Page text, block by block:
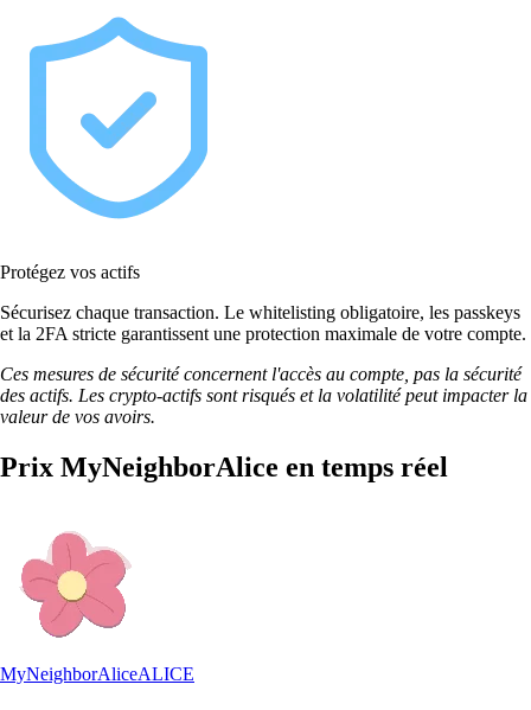
Protégez vos actifs
Sécurisez chaque transaction. Le whitelisting obligatoire, les passkeys
et la 2FA stricte garantissent une protection maximale de votre compte.
Ces mesures de sécurité concernent l'accès au compte, pas la sécurité
des actifs. Les crypto-actifs sont risqués et la volatilité peut impacter la
valeur de vos avoirs.
Prix MyNeighborAlice en temps réel
MyNeighborAliceALICE